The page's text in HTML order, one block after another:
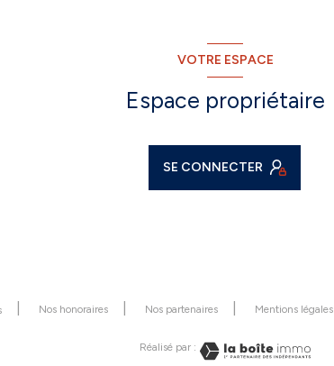
VOTRE ESPACE
Espace propriétaire
SE CONNECTER
Nos honoraires Nos partenaires Mentions légales
Réalisé par :